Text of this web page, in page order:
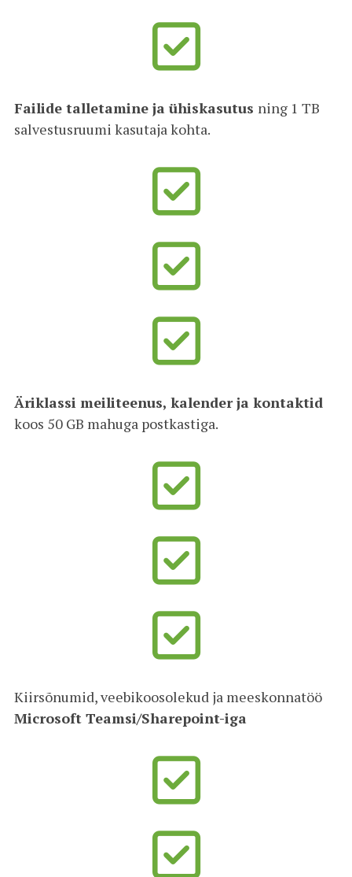
Failide talletamine ja ühiskasutus ning 1 TB
salvestusruumi kasutaja kohta.
Äriklassi meiliteenus, kalender ja kontaktid
koos 50 GB mahuga postkastiga.
Kiirsõnumid, veebikoosolekud ja meeskonnatöö
Microsoft Teamsi/Sharepoint-iga